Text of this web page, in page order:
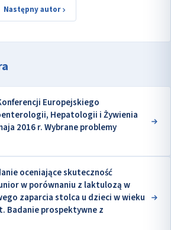
Następny autor
Europejskiego
Hepatologii i Żywienia
2016 r. Wybrane problemy
oceniające skuteczność
w porównaniu z laktulozą w
zaparcia stolca u dzieci w wieku
Badanie prospektywne z